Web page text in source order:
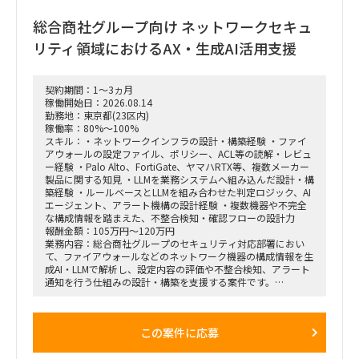
└3〜4名規模の小チームにおける進捗管理、課題管理、およ
び主体的なチームリード業務。
・ステークホルダー調整
成。
・コンサルティング業務
└課題の早期発見・構造化、ロジカルシンキングに基づく解決
策の提示、およびファーム水準の報告資料・検討資料の作成。
総合商社グループ向け ネットワークセキュ
リティ領域におけるAX・生成AI活用支援
契約期間：1～3ヵ月
稼働開始日：2026.08.14
勤務地：東京都(23区内)
稼働率：80%～100%
スキル：・ネットワークインフラの設計・構築経験 ・ファイ
アウォールの設定ファイル、ポリシー、ACL等の読解・レビュ
ー経験 ・Palo Alto、FortiGate、ヤマハRTX等、複数メーカー
製品に関する知見 ・LLMを業務システムへ組み込んだ設計・構
築経験 ・ルールベースとLLMを組み合わせた判定ロジック、AI
エージェント、アラート機構の設計経験 ・複数機器や不完全
な構成情報を踏まえた、不整合検知・確認フローの設計力
報酬金額：105万円～120万円
業務内容：総合商社グループのセキュリティ対応部署におい
て、ファイアウォールなどのネットワーク機器の構成情報を生
成AI・LLMで解析し、設定内容の評価や不整合検知、アラート
通知を行う仕組みの設計・構築を支援する案件です。
ィ上の問題や設定不備を検出できるAIエージェントの開発を想
この案件に応募